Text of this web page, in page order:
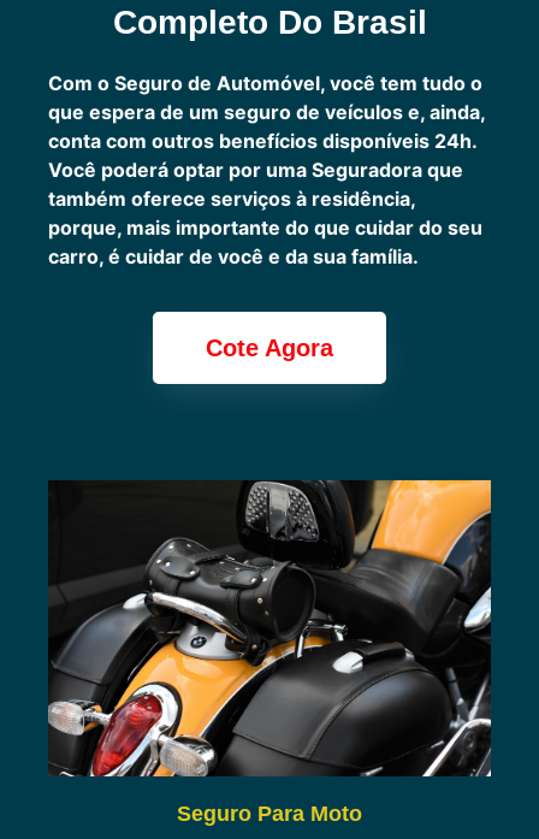
Completo Do Brasil
Com o Seguro de Automóvel, você tem tudo o
que espera de um seguro de veículos e, ainda,
conta com outros benefícios disponíveis 24h.
Você poderá optar por uma Seguradora que
também oferece serviços à residência,
porque, mais importante do que cuidar do seu
carro, é cuidar de você e da sua família.
Cote Agora
Seguro Para Moto